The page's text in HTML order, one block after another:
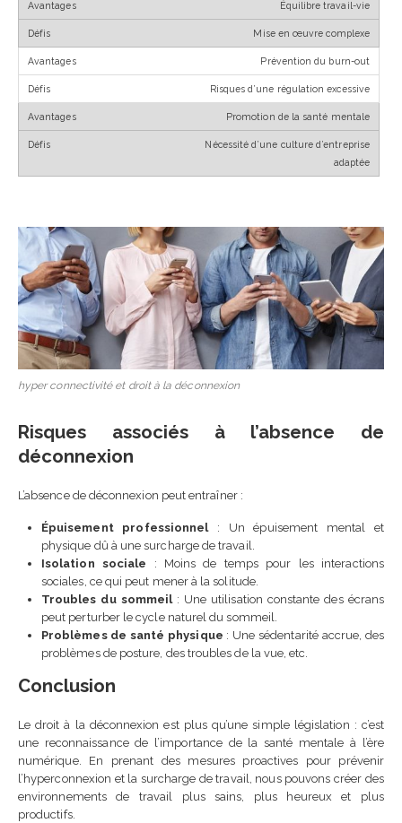
Équilibre travail-vie
Mise en œuvre complexe
Prévention du burn-out
Risques d’une régulation excessive
Promotion de la santé mentale
Nécessité d’une culture d’entreprise
adaptée
hyper connectivité et droit à la déconnexion
Risques associés à l’absence de
déconnexion
L’absence de déconnexion peut entraîner :
Épuisement professionnel: Un épuisement mental et
physique dû à une surcharge de travail.
Isolation sociale : Moins de temps pour les interactions
sociales, ce qui peut mener à la solitude.
Troubles du sommeil: Une utilisation constante des écrans
peut perturber le cycle naturel du sommeil.
Problèmes de santé physique : Une sédentarité accrue, des
problèmes de posture, des troubles de la vue, etc.
Conclusion
Le droit à la déconnexion est plus qu’une simple législation : c’est
une reconnaissance de l’importance de la santé mentale à l’ère
numérique. En prenant des mesures proactives pour prévenir
l’hyperconnexion et la surcharge de travail, nous pouvons créer des
environnements de travail plus sains, plus heureux et plus
productifs.